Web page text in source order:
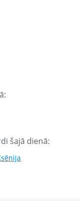
šajā dienā: